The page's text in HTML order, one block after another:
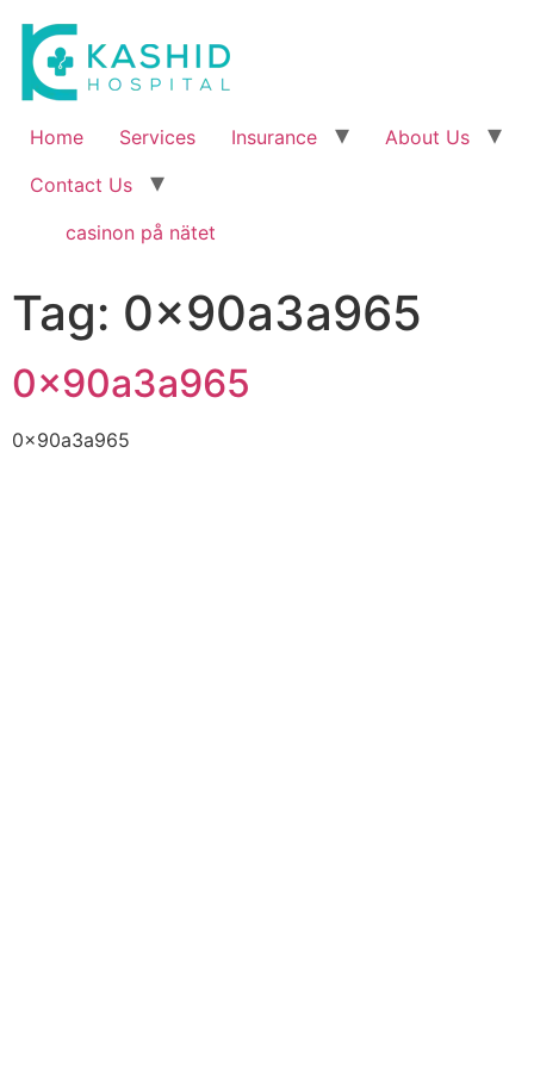
Home Services Insurance
About Us
Contact Us
casinon på nätet
Tag: 0x90a3a965
0x90a3a965
0x90a3a965